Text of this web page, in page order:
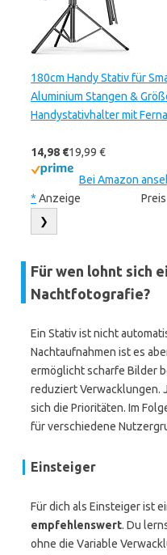
180cm Handy Stativ für
Aluminium Stangen &
Handystativhalter mit
14,98 €19,99 €
Bei Amazon
* Anzeige
❯
Für wen lohnt sich
Nachtfotografie?
Ein Stativ ist nicht
Nachtaufnahmen ist es
ermöglicht scharfe Bilder
reduziert Verwacklungen.
sich die Prioritäten. Im
für verschiedene
Einsteiger
Für dich als Einsteiger ist
empfehlenswert. Du
ohne die Variable